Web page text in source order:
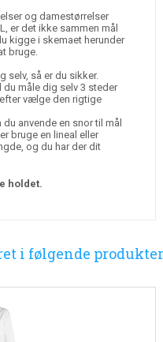
og damestørrelser
er det ikke sammen mål
kigge i skemaet herunder
bruge.
selv, så er du sikker.
måle dig selv 3 steder
vælge den rigtige
anvende en snor til mål
bruge en lineal eller
og du har der dit
holdet.
i følgende produkter